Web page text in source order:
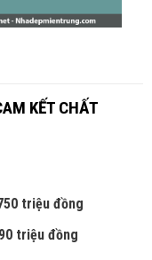
KẾT CHẤT
triệu đồng
triệu đồng